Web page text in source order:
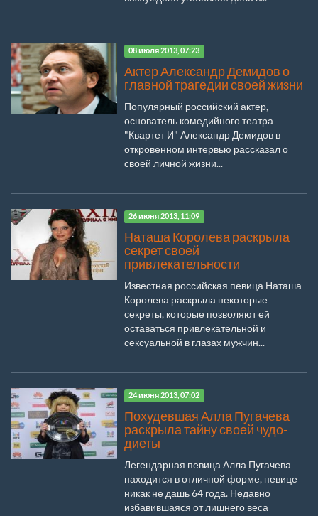
08 июля 2013, 07:23
Актер Александр Демидов о
главной трагедии своей жизни
Популярный российский актер,
основатель комедийного театра
"Квартет И" Александр Демидов в
откровенном интервью рассказал о
своей личной жизни...
26 июня 2013, 11:09
Наташа Королева раскрыла
секрет своей
привлекательности
Известная российская певица Наташа
Королева раскрыла некоторые
секреты, которые позволяют ей
оставаться привлекательной и
сексуальной в глазах мужчин...
24 июня 2013, 07:02
Похудевшая Алла Пугачева
раскрыла тайну своей чудо-
диеты
Легендарная певица Алла Пугачева
находится в отличной форме, певице
никак не дашь 64 года. Недавно
избавившаяся от лишнего веса